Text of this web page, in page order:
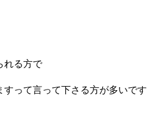
れる方で
って言って下さる方が多いです